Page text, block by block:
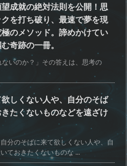
成就の絶対法則を公開！思
を打ち破り、最速で夢を現
のメソッド。諦めかけてい
奇跡の一冊。
ないのか？」その答えは、思考の
しくない人や、自分のそば
たくないものなどを遠ざけ
分のそばに来て欲しくない人や、自
ておきたくないものな ...